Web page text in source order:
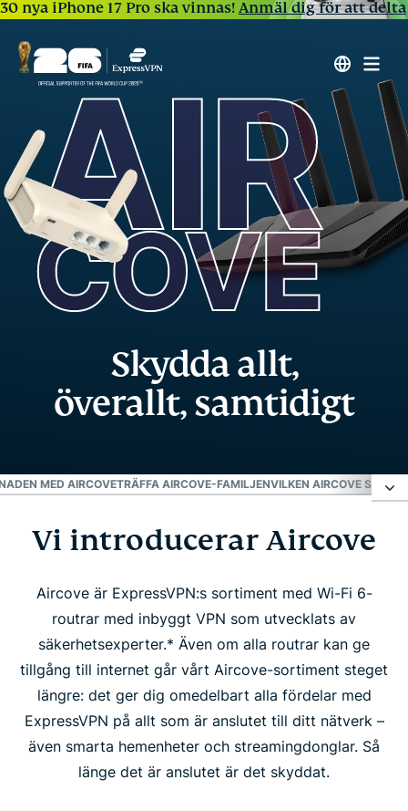
30 nya iPhone 17 Pro ska vinnas!Anmäl dig för att delta
Skydda allt,
överallt, samtidigt
MED AIRCOVETRÄFFA AIRCOVE-FAMILJENVILKEN AIRCOVE SKA
Vi introducerar Aircove
Upplev skillnaden med Aircove
Träffa Aircove-familjen
Vilken Aircove ska man köpa?
Folk älskar Aircove
Vi introducerar Aircove
Aircove är ExpressVPN:s sortiment med Wi-Fi 6-
routrar med inbyggt VPN som utvecklats av
säkerhetsexperter.* Även om alla routrar kan ge
tillgång till internet går vårt Aircove-sortiment steget
längre: det ger dig omedelbart alla fördelar med
ExpressVPN på allt som är anslutet till ditt nätverk –
även smarta hemenheter och streamingdonglar. Så
länge det är anslutet är det skyddat.